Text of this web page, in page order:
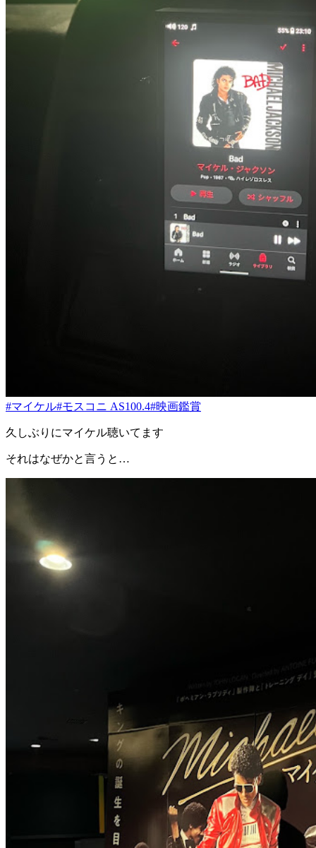
#マイケル#モスコニ AS100.4#映画鑑賞
久しぶりにマイケル聴いてます
それはなぜかと言うと…